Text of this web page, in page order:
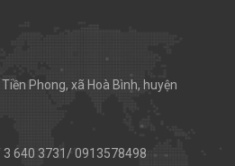
Phong, xã Hoà Bình, huyện
640 3731/ 0913578498